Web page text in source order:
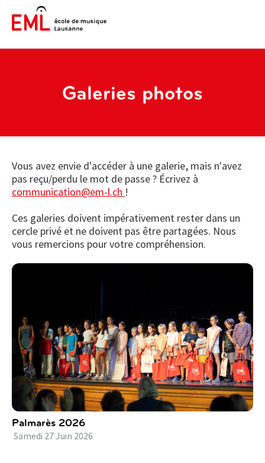
Galeries photos
Vous avez envie d'accéder à une galerie, mais n'avez
pas reçu/perdu le mot de passe ? Écrivez à
communication@em-l.ch !
Ces galeries doivent impérativement rester dans un
cercle privé et ne doivent pas être partagées. Nous
vous remercions pour votre compréhension.
Palmarès 2026
Samedi 27Juin 2026